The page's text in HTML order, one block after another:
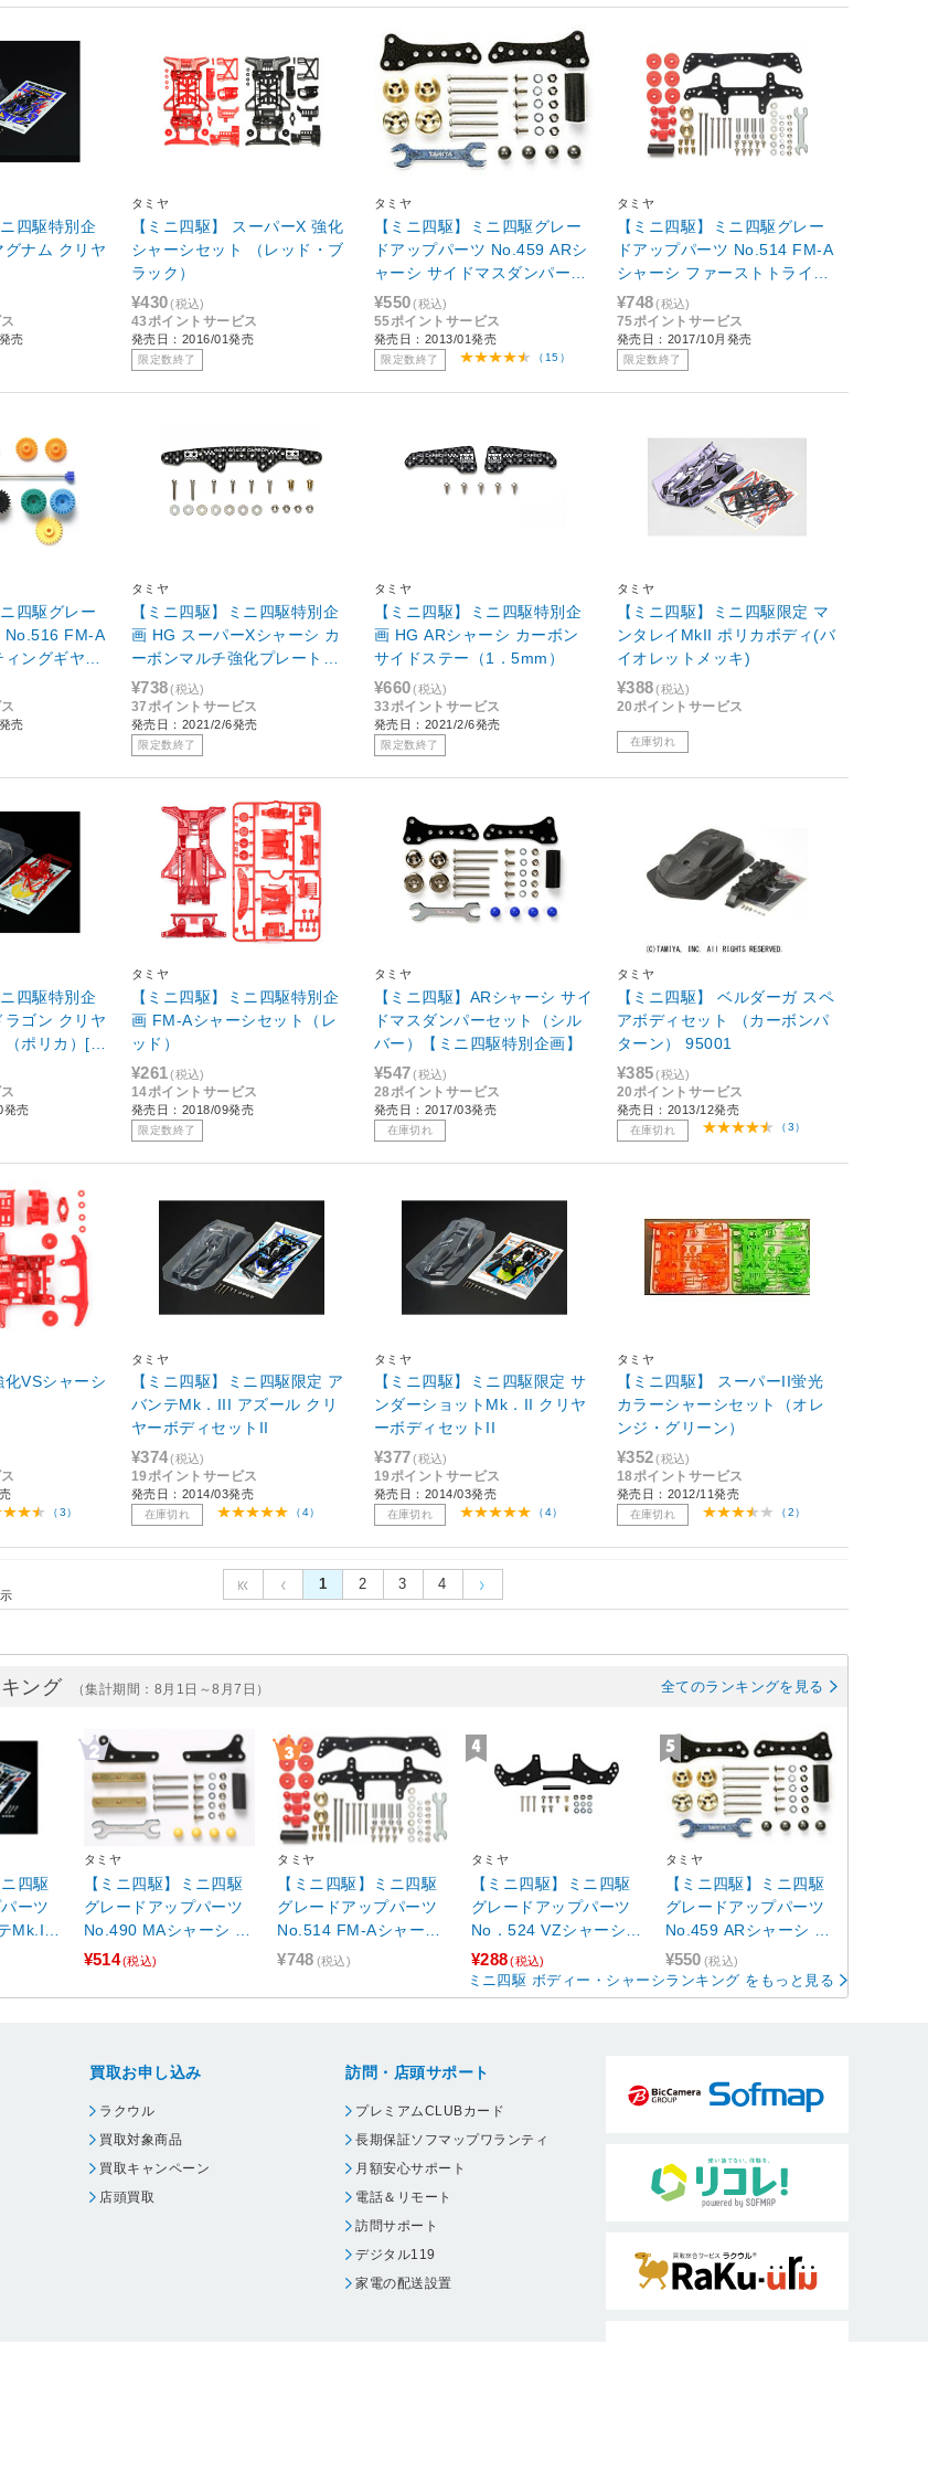
四駆特別企
ナム クリヤ
売
タミヤ
【ミニ四駆】 スーパーX 強化
シャーシセット （レッド・ブ
ラック）
¥430 (税込)
43ポイントサービス
発売日：2016/01発売
限定数終了
タミヤ
【ミニ四駆】ミニ四駆グレー
ドアップパーツ No.459 ARシ
ャーシ サイドマスダンパーセ
ット[15459]
¥550 (税込)
55ポイントサービス
発売日：2013/01発売
限定数終了 （15）
タミヤ
【ミニ四駆】ミニ四駆グレー
ドアップパーツ No.514 FM-A
シャーシ ファーストトライパ
ーツセット[15514]
¥748 (税込)
75ポイントサービス
発売日：2017/10月発売
限定数終了
四駆グレー
No.516 FM-A
ングギヤセ
売
タミヤ
【ミニ四駆】ミニ四駆特別企
画 HG スーパーXシャーシ カ
ーボンマルチ強化プレート
（1．5mm）
¥738 (税込)
37ポイントサービス
発売日：2021/2/6発売
限定数終了
タミヤ
【ミニ四駆】ミニ四駆特別企
画 HG ARシャーシ カーボン
サイドステー（1．5mm）
¥660 (税込)
33ポイントサービス
発売日：2021/2/6発売
限定数終了
タミヤ
【ミニ四駆】ミニ四駆限定 マ
ンタレイMkII ポリカボディ(バ
イオレットメッキ)
¥388 (税込)
20ポイントサービス
在庫切れ
四駆特別企
ゴン クリヤ
ポリカ）[95
発売
タミヤ
【ミニ四駆】ミニ四駆特別企
画 FM-Aシャーシセット（レ
ッド）
¥261 (税込)
14ポイントサービス
発売日：2018/09発売
限定数終了
タミヤ
【ミニ四駆】ARシャーシ サイ
ドマスダンパーセット（シル
バー）【ミニ四駆特別企画】
¥547 (税込)
28ポイントサービス
発売日：2017/03発売
在庫切れ
タミヤ
【ミニ四駆】 ベルダーガ スペ
アボディセット （カーボンパ
ターン） 95001
¥385 (税込)
20ポイントサービス
発売日：2013/12発売
在庫切れ （3）
化VSシャーシ
（3）
タミヤ
【ミニ四駆】ミニ四駆限定 ア
バンテMk．III アズール クリ
ヤーボディセットII
¥374(税込)
19ポイントサービス
発売日：2014/03発売
在庫切れ （4）
タミヤ
【ミニ四駆】ミニ四駆限定 サ
ンダーショットMk．II クリヤ
ーボディセットII
¥377 (税込)
19ポイントサービス
発売日：2014/03発売
在庫切れ （4）
タミヤ
【ミニ四駆】 スーパーII蛍光
カラーシャーシセット（オレ
ンジ・グリーン）
¥352 (税込)
18ポイントサービス
発売日：2012/11発売
在庫切れ （2）
1 2 3 4
ング （集計期間：8月1日～8月7日） 全てのランキングを見る
四駆
ーツ
Mk.II
ット
タミヤ
【ミニ四駆】ミニ四駆
グレードアップパーツ
No.490 MAシャーシ サ
イドマスダンパーセッ
¥514(税込)
タミヤ
【ミニ四駆】ミニ四駆
グレードアップパーツ
No.514 FM-Aシャーシ
ファーストトライパー
¥748 (税込)
タミヤ
【ミニ四駆】ミニ四駆
グレードアップパーツ
No．524 VZシャーシ F
RP フロントワイドステ
ー
¥288(税込)
タミヤ
【ミニ四駆】ミニ四駆
グレードアップパーツ
No.459 ARシャーシ サ
イドマスダンパーセッ
ト[15459]
¥550 (税込)
ミニ四駆 ボディー・シャーシランキング をもっと見る
買取お申し込み
ラクウル
買取対象商品
買取キャンペーン
店頭買取
訪問・店頭サポート
プレミアムCLUBカード
長期保証ソフマップワランティ
月額安心サポート
電話＆リモート
訪問サポート
デジタル119
家電の配送設置